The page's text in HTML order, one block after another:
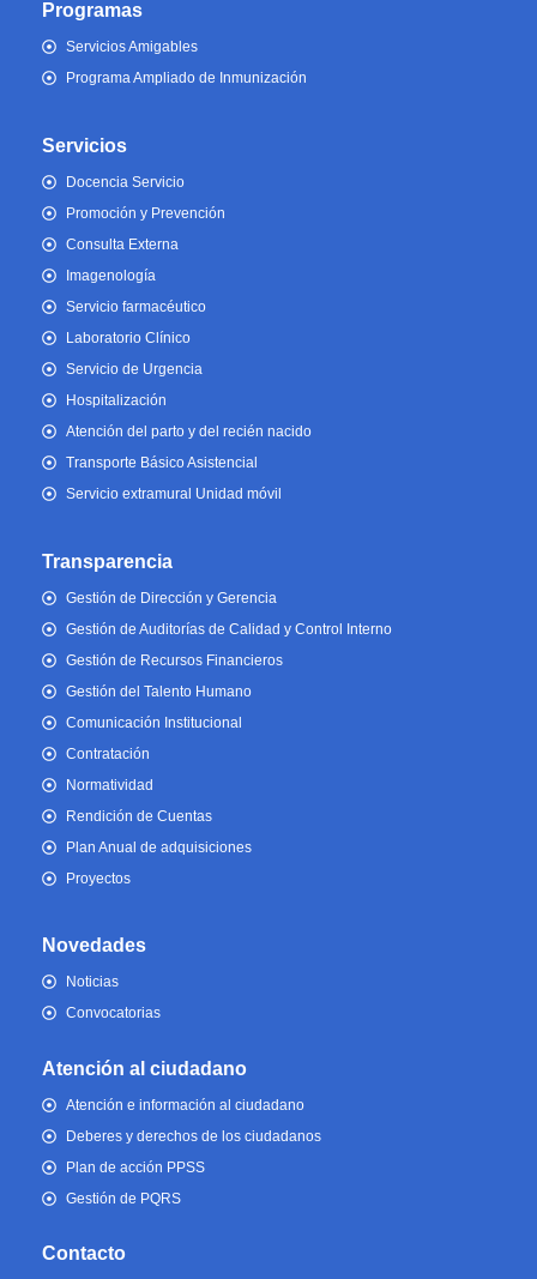
Programas
Servicios Amigables
Programa Ampliado de Inmunización
Servicios
Docencia Servicio
Promoción y Prevención
Consulta Externa
Imagenología
Servicio farmacéutico
Laboratorio Clínico
Servicio de Urgencia
Hospitalización
Atención del parto y del recién nacido
Transporte Básico Asistencial
Servicio extramural Unidad móvil
Transparencia
Gestión de Dirección y Gerencia
Gestión de Auditorías de Calidad y Control Interno
Gestión de Recursos Financieros
Gestión del Talento Humano
Comunicación Institucional
Contratación
Normatividad
Rendición de Cuentas
Plan Anual de adquisiciones
Proyectos
Novedades
Noticias
Convocatorias
Atención al ciudadano
Atención e información al ciudadano
Deberes y derechos de los ciudadanos
Plan de acción PPSS
Gestión de PQRS
Contacto